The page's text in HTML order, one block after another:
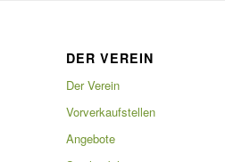
DER VEREIN
Der Verein
Vorverkaufstellen
Angebote